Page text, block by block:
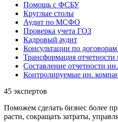
Помощь с ФСБУ
Круглые столы
Аудит по МСФО
Проверка учета ГОЗ
Кадровый аудит
Консультации по
Трансформация
Составление отчетности
Контролируемые ин.
45 экспертов
Поможем сделать бизнес более
расти, cокращать затраты,